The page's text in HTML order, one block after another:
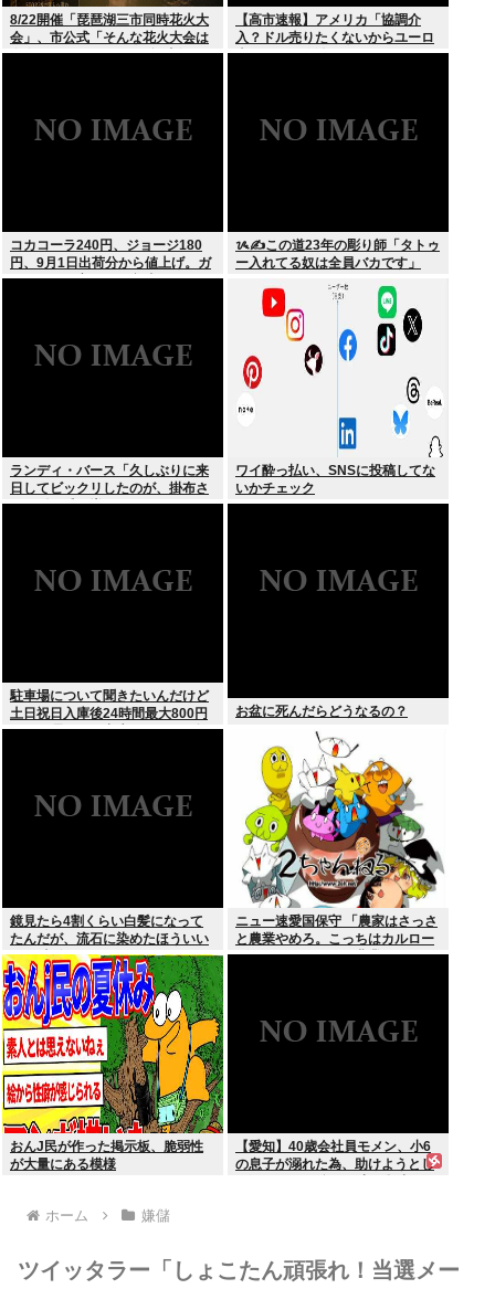
8/22開催「琵琶湖三市同時花火大
会」、市公式「そんな花火大会は
存在しない」→ SNS阿鼻叫喚
【高市速報】アメリカ「協調介
入？ドル売りたくないからユーロ
売るわ」EU激怒www
コカコーラ240円、ジョージ180
円、9月1日出荷分から値上げ。ガ
ソリンより高いとか意味不明すぎ
ᝰ✍この道23年の彫り師「タトゥ
ー入れてる奴は全員バカです」
ランディ・バース「久しぶりに来
日してビックリしたのが、掛布さ
んの髪の毛が増えていた。岡田さ
ワイ酔っ払い、SNSに投稿してな
いかチェック
駐車場について聞きたいんだけど
土日祝日入庫後24時間最大800円
って日曜いれて出庫日が平日の場
お盆に死んだらどうなるの？
鏡見たら4割くらい白髪になって
たんだが、流石に染めたほういい
の ？半分おじいちゃんでドン引き
したわ
ニュー速愛国保守 「農家はさっさ
と農業やめろ。こっちはカルロー
ズでいいんだから。農業されたら
おんJ民が作った掲示板、脆弱性
が大量にある模様
【愛知】40歳会社員モメン、小6
の息子が溺れた為、助けようとし
ホーム 嫌儲
ツイッタラー「しょこたん頑張れ！当選メー